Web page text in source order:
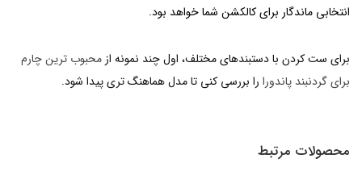
انتخابی ماندگار برای کالکشن شما خواهد بود.
برای ست کردن با دستبندهای مختلف، اول چند نمونه از محبوب ترین چارم
برای گردنبند پاندورا را بررسی کنی تا مدل هماهنگ تری پیدا شود.
محصولات مرتبط